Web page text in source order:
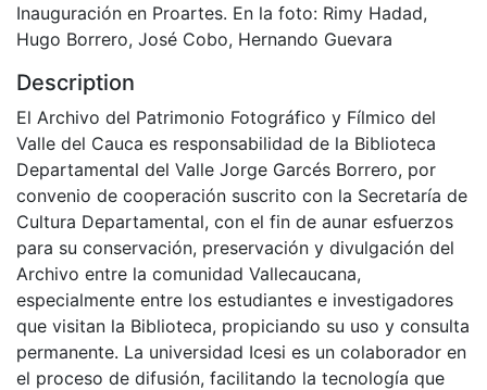
Inauguración en Proartes. En la foto: Rimy Hadad,
Hugo Borrero, José Cobo, Hernando Guevara
Description
El Archivo del Patrimonio Fotográfico y Fílmico del
Valle del Cauca es responsabilidad de la Biblioteca
Departamental del Valle Jorge Garcés Borrero, por
convenio de cooperación suscrito con la Secretaría de
Cultura Departamental, con el fin de aunar esfuerzos
para su conservación, preservación y divulgación del
Archivo entre la comunidad Vallecaucana,
especialmente entre los estudiantes e investigadores
que visitan la Biblioteca, propiciando su uso y consulta
permanente. La universidad Icesi es un colaborador en
el proceso de difusión, facilitando la tecnología que